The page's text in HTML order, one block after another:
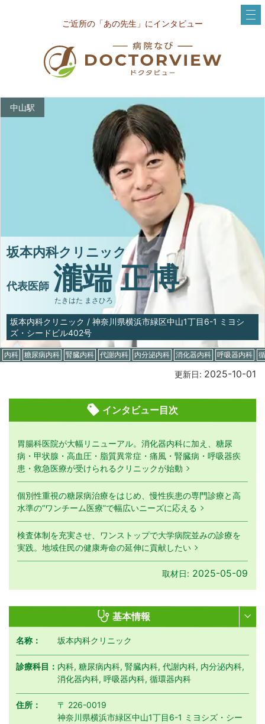
ご近所の「あの先生」にインタビュー
中山駅
坂本内科クリニック
代表医師 瀧端 正博
たきはた まさひろ
坂本内科クリニック / 神奈川県横浜市緑区中山1丁目6-1 ミヨシ
ズ・シードビル402号
内科 糖尿病内科 腎臓内科 代謝内科 内分泌内科 消化器内科 呼吸器内科
更新日: 2025-10-01
インタビュー目次
胃腸科医院が大幅リニューアル。消化器内科に加え、糖尿
病・甲状腺・高血圧・脂質異常症・痛風・腎臓病・呼吸器疾
患・救急医療が受けられるクリニックが始動
個別性重視の糖尿病治療をはじめ、慢性疾患の専門診療と高
水準の“ワンチーム医療”で幅広いニーズに応える
検査体制を充実させ、ワンストップで大学病院並みの診療を
実践。地域住民の健康寿命の延伸に貢献したい
取材日: 2025-05-09
基本情報
名称： 坂本内科クリニック
診療科目： 内科, 糖尿病内科, 腎臓内科, 代謝内科, 内分泌内科,
消化器内科, 呼吸器内科, 循環器内科
住所：
〒 226-0019
神奈川県横浜市緑区中山1丁目6-1 ミヨシズ・シー